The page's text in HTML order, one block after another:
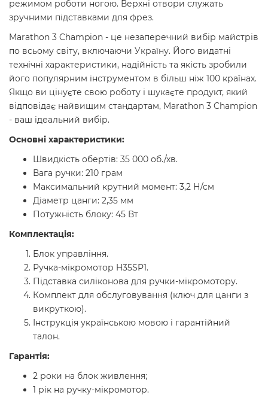
режимом роботи ногою. Верхні отвори служать
зручними підставками для фрез.
Marathon 3 Champion - це незаперечний вибір майстрів
по всьому світу, включаючи Україну. Його видатні
технічні характеристики, надійність та якість зробили
його популярним інструментом в більш ніж 100 країнах.
Якщо ви цінуєте свою роботу і шукаєте продукт, який
відповідає найвищим стандартам, Marathon 3 Champion
- ваш ідеальний вибір.
Основні характеристики:
Швидкість обертів: 35 000 об./хв.
Вага ручки: 210 грам
Максимальний крутний момент: 3,2 Н/см
Діаметр цанги: 2,35 мм
Потужність блоку: 45 Вт
Комплектація:
Блок управління.
Ручка-мікромотор H35SP1.
Підставка силіконова для ручки-мікромотору.
Комплект для обслуговування (ключ для цанги з
викруткою).
Інструкція українською мовою і гарантійний
талон.
Гарантія:
2 роки на блок живлення;
1 рік на ручку-мікромотор.